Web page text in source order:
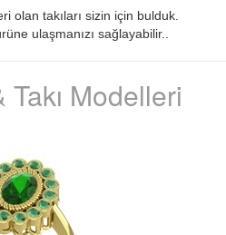
olan takıları sizin için bulduk.
ulaşmanızı sağlayabilir..
Modelleri